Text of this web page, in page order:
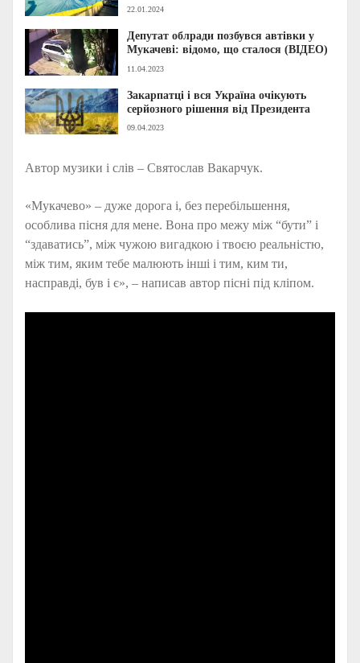
ФОТО
22.01.2024
Депутат облради позбувся автівки у
Мукачеві: відомо, що сталося (ВІДЕО)
11.04.2023
Закарпатці і вся Україна очікують
серйозного рішення від Президента
09.04.2023
Автор музики і слів – Святослав Вакарчук.
«Мукачево» – дуже дорога і, без перебільшення,
особлива пісня для мене. Вона про межу між “бути” і
“здаватись”, між чужою вигадкою і твоєю реальністю,
між тим, яким тебе малюють інші і тим, ким ти,
насправді, був і є», – написав автор пісні під кліпом.